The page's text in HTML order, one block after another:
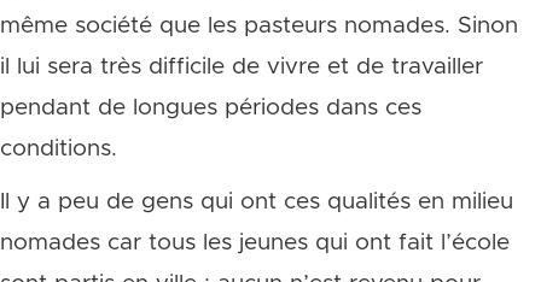
même société que les pasteurs nomades. Sinon
il lui sera très difficile de vivre et de travailler
pendant de longues périodes dans ces
conditions.
Il y a peu de gens qui ont ces qualités en milieu
nomades car tous les jeunes qui ont fait l’école